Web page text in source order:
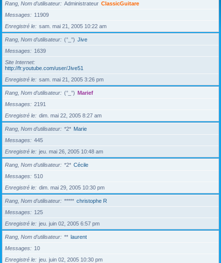
Rang, Nom d’utilisateur Administrateur ClassicGuitare
Messages
11909
Enregistré le
sam. mai 21, 2005 10:22 am
Rang, Nom d’utilisateur (°_°) Jive
Messages
1639
Site Internet
http://fr.youtube.com/user/Jive51
Enregistré le
sam. mai 21, 2005 3:26 pm
Rang, Nom d’utilisateur (°_°) Marief
Messages
2191
Enregistré le
dim. mai 22, 2005 8:27 am
Rang, Nom d’utilisateur *2* Marie
Messages
445
Enregistré le
jeu. mai 26, 2005 10:48 am
Rang, Nom d’utilisateur *2* Cécile
Messages
510
Enregistré le
dim. mai 29, 2005 10:30 pm
Rang, Nom d’utilisateur ***** christophe R
Messages
125
Enregistré le
jeu. juin 02, 2005 6:57 pm
Rang, Nom d’utilisateur ** laurent
Messages
10
Enregistré le
jeu. juin 02, 2005 10:30 pm